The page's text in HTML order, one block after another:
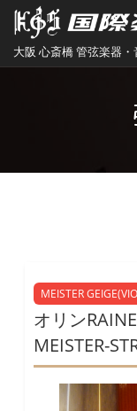
大阪 心斎橋 管弦楽器
MEISTER
オリン
MEISTER-